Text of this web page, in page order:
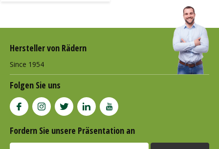
Hersteller von Rädern
Since 1954
Folgen Sie uns
Fordern Sie unsere Präsentation an